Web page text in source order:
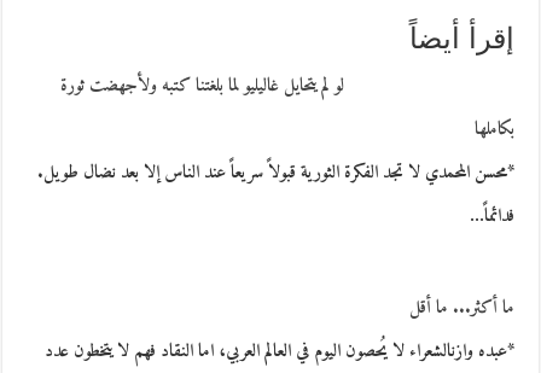
إقرأ أيضاً
لو لم يتحايل غاليليو لما بلغتنا كتبه ولأجهضت ثورة
بكاملها
*محسن المحمدي لا تجد الفكرة الثورية قبولاً سريعاً عند الناس إلا بعد نضال طويل.
فدائماً…
ما أكثر... ما أقل
*عبده وازنالشعراء لا يُحصون اليوم في العالم العربي، اما النقاد فهم لا يتخطون عدد